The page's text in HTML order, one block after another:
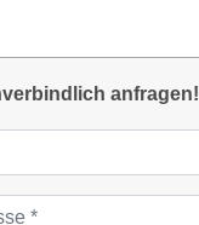
anfragen!